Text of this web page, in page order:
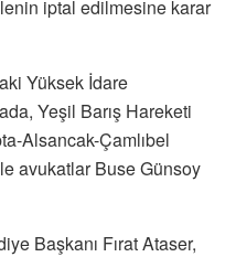
iptal edilmesine karar
Yüksek İdare
Yeşil Barış Hareketi
Alsancak-Çamlıbel
avukatlar Buse Günsoy
Başkanı Fırat Ataser,